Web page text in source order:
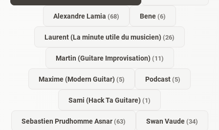
Alexandre Lamia (68) Bene(6)
Laurent (La minute utile du musicien)(26)
Martin (Guitare Improvisation)(11)
Maxime (Modern Guitar)(5) Podcast(5)
Sami (Hack Ta Guitare)(1)
Sebastien Prudhomme Asnar(63) Swan Vaude(34)